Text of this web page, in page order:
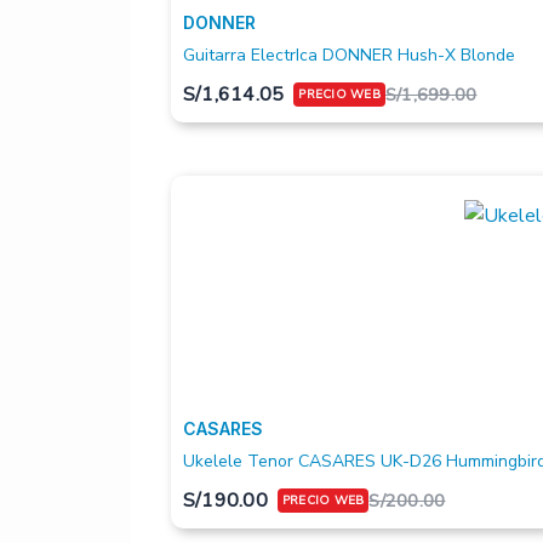
DONNER
Guitarra ElectrIca DONNER Hush-X Blonde
S/1,699.00
S/1,614.05
CASARES
Ukelele Tenor CASARES UK-D26
S/200.00
S/190.00